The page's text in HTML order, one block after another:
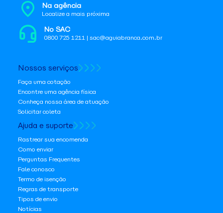
Na agência
Localize a mais próxima
No SAC
0800 725 1211 | sac@aguiabranca.com.br
Nossos serviços
Faça uma cotação
Encontre uma agência física
Conheça nossa área de atuação
Solicitar coleta
Ajuda e suporte
Rastrear sua encomenda
Como enviar
Perguntas Frequentes
Fale conosco
Termo de isenção
Regras de transporte
Tipos de envio
Notícias